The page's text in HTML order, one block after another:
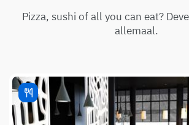
Pizza, sushi of all you can eat?
allemaal.